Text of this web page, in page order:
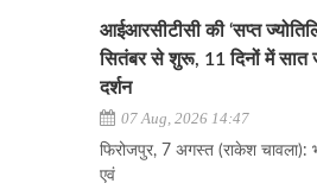
आईआरसीटीसी की ‘सप्त
सितंबर से शुरू, 11 दिनों में सात
दर्शन
07 Aug, 2026 14:47
फिरोजपुर, 7 अगस्त (राकेश चावला):
एवं